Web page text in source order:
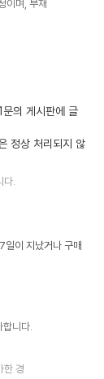
이며, 부재
의 게시판에 글
정상 처리되지 않
.
이 지났거나 구매
니다.
한 경